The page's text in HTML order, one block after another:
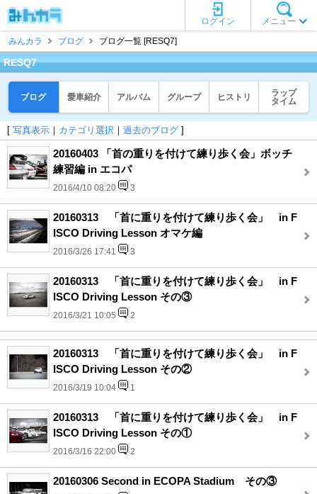
メニュー
ログイン
みんカラ
ブログ ブログ一覧 [RESQ7]
RESQ7
ブログ 愛車紹介 アルバム グループ ヒストリ
ラップ
タイム
[ 写真表示 ｜ カテゴリ選択 ｜ 過去のブログ ]
20160403 「首の重りを付けて練り歩く会」ボッチ
練習編 in エコパ
2016/4/10 08:20 3
20160313 「首に重りを付けて練り歩く会」 in F
ISCO Driving Lesson オマケ編
2016/3/26 17:41 3
20160313 「首に重りを付けて練り歩く会」 in F
ISCO Driving Lesson その③
2016/3/21 10:05 2
20160313 「首に重りを付けて練り歩く会」 in F
ISCO Driving Lesson その②
2016/3/19 10:04 1
20160313 「首に重りを付けて練り歩く会」 in F
ISCO Driving Lesson その①
2016/3/16 22:00 2
20160306 Second in ECOPA Stadium その③